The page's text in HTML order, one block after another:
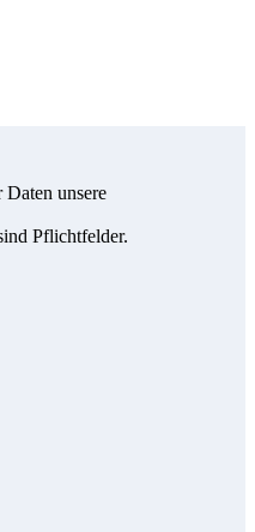
unsere
Pflichtfelder.